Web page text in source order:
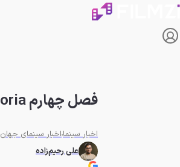
فصل چهارم Euphoria ساخته می‌شود؟
اخبار سینمااخبار سینمای جهان
علی رحیم‌زاده